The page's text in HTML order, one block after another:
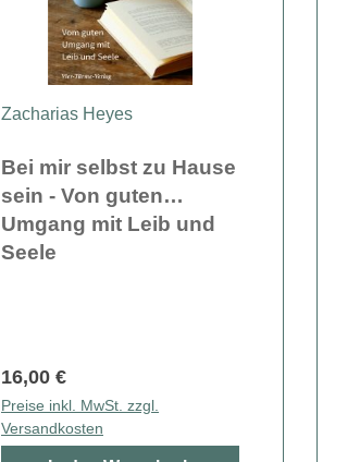
Zacharias Heyes
Bei mir selbst zu Hause
sein - Von guten
Umgang mit Leib und
Seele
16,00 €
Preise inkl. MwSt. zzgl.
Versandkosten